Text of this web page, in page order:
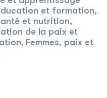
et formation,
et nutrition,
de la paix et
, Femmes, paix et